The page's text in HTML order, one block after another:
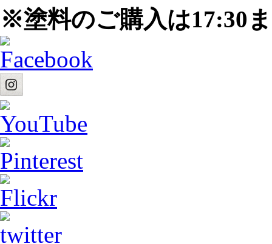
※塗料のご購入は17:30